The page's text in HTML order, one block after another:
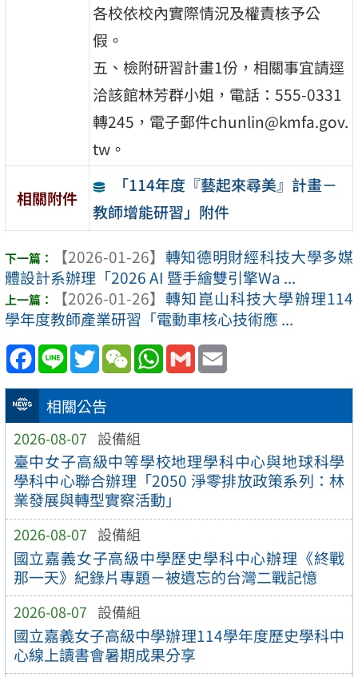
相關公告
2026-08-07 設備組
臺中女子高級中等學校地理學科中心與地球科學
學科中心聯合辦理「2050 淨零排放政策系列：林
業發展與轉型實察活動」
2026-08-07 設備組
國立嘉義女子高級中學歷史學科中心辦理《終戰
那一天》紀錄片專題－被遺忘的台灣二戰記憶
2026-08-07 設備組
國立嘉義女子高級中學辦理114學年度歷史學科中
心線上讀書會暑期成果分享
各校依校內實際情況及權責核予公
假。
五、檢附研習計畫1份，相關事宜請逕
洽該館林芳群小姐，電話：555-0331
轉245，電子郵件chunlin@kmfa.gov.
tw。
相關附件
「114年度『藝起來尋美』計畫－
教師增能研習」附件
【2026-01-26】 轉知德明財經科技大學多媒
體設計系辦理「2026 AI 暨手繪雙引擎Wa ...
【2026-01-26】 轉知崑山科技大學辦理114
學年度教師產業研習「電動車核心技術應 ...
Facebook
Line TwitterWeChatWhatsApp
Gmail